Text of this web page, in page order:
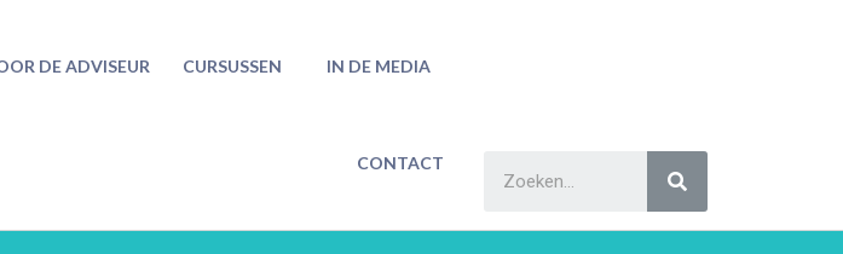
DE ADVISEUR CURSUSSEN IN DE MEDIA
CONTACT